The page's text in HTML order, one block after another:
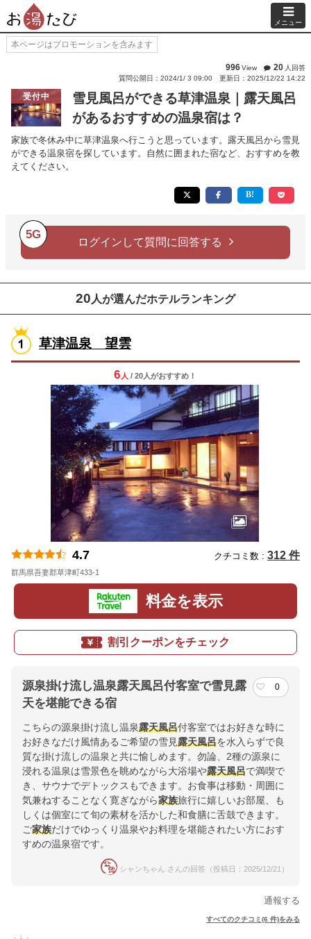
メニュー
本ページはプロモーションを含みます
996View 20 人回答
質問公開日：2024/1/ 3 09:00
更新日：2025/12/22 14:22
受付中
雪見風呂ができる草津温泉｜露天風呂
があるおすすめの温泉宿は？
家族で冬休み中に草津温泉へ行こうと思っています。露天風呂から雪見
ができる温泉宿を探しています。自然に囲まれた宿など、おすすめを教
えてください。
5G
ログインして質問に回答する
20 人が選んだホテルランキング
草津温泉 望雲
6 人 / 20人がおすすめ！
4.7 クチコミ数 : 312 件
群馬県吾妻郡草津町433-1
料金を表示
割引クーポンをチェック
源泉掛け流し温泉露天風呂付客室で雪見露
天を堪能できる宿
0
こちらの源泉掛け流し温泉露天風呂付客室ではお好きな時に
お好きなだけ風情あるご希望の雪見露天風呂を水入らずで良
質な掛け流しの温泉と共に愉しめます。勿論、2種の源泉に
浸れる温泉は雪景色を眺めながら大浴場や露天風呂で満喫で
き、サウナでデトックスもできます。お食事は移動・周囲に
気兼ねすることなく寛ぎながら家族旅行に嬉しいお部屋、も
しくは個室にて旬の素材を活かした和食膳に舌鼓できます。
ご家族だけでゆっくり温泉やお料理を堪能されたい方におす
すめの温泉宿です。
シャンちゃん さんの回答（投稿日：2025/12/21）
通報する
すべてのクチコミ(6 件)をみる